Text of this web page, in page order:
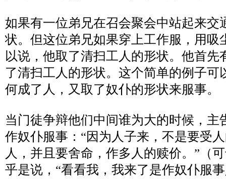
如果有一位弟兄在召会聚会中站起来交
状。但这位弟兄如果穿上工作服，用吸
以说，他取了清扫工人的形状。他首先
了清扫工人的形状。这个简单的例子可
何成了人，又取了奴仆的形状来服事。
当门徒争辩他们中间谁为大的时候，主
作奴仆服事： “ 因为人子来，不是要受
人，并且要舍命，作多人的赎价。 ” （
乎是说， “看看我，我来了是作奴仆服